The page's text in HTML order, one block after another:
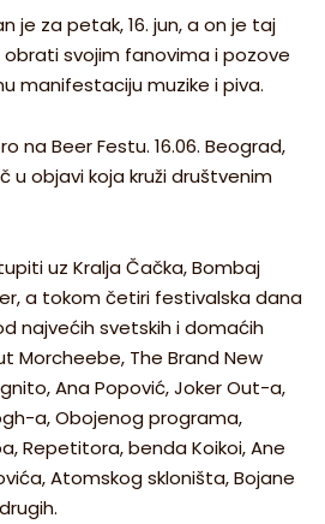
je za petak, 16. jun, a on je taj
svojim fanovima i pozove
manifestaciju muzike i piva.
na Beer Festu. 16.06. Beograd,
u objavi koja kruži društvenim
uz Kralja Čačka, Bombaj
a tokom četiri festivalska dana
najvećih svetskih i domaćih
Morcheebe, The Brand New
Ana Popović, Joker Out-a,
a, Obojenog programa,
Repetitora, benda Koikoi, Ane
Atomskog skloništa, Bojane